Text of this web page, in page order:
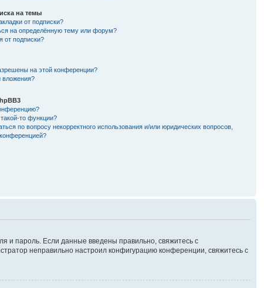
на темы
от подписки?
на определённую тему или форум?
от подписки?
на этой конференции?
вложения?
то функции?
по вопросу некорректного использования и/или юридических вопросов,
и пароль. Если данные введены правильно, свяжитесь с
неправильно настроил конфигурацию конференции, свяжитесь с